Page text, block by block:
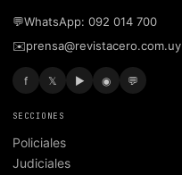
💬WhatsApp: 092 014 700
✉️prensa@revistacero.com.uy
f 𝕏 ▶ ◉ 💬
SECCIONES
Policiales
Judiciales